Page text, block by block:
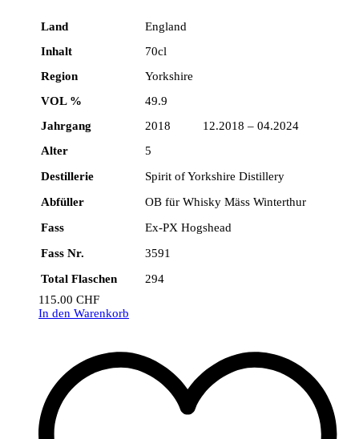
Land
England
Inhalt
70cl
Region
Yorkshire
VOL %
49.9
Jahrgang
2018 12.2018 – 04.2024
Alter
5
Destillerie
Spirit of Yorkshire Distillery
Abfüller
OB für Whisky Mäss Winterthur
Fass
Ex-PX Hogshead
Fass Nr.
3591
Total Flaschen
294
115.00 CHF
In den Warenkorb